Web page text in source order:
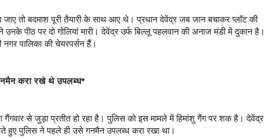
जाए तो बदमाश पूरी तैयारी के साथ आए थे। प्रधान देवेंद्र जब जान बचाकर प्लाॅट की
उनके पीठ पर दो गोलियां मारी। देवेंद्र उर्फ बिल्लू पहलवान की अनाज मंडी में दुकान है।
नगर पालिका की चेयरपर्सन हैैं।
करा रखे थे उपलब्ध*
से जुड़ा प्रतीत हो रहा है। पुलिस को इस मामले में हिमांशु गैंग पर शक है। देवेंद्र
हुए पुलिस ने पहले ही उसे गनमैन उपलब्ध करा रखा था।